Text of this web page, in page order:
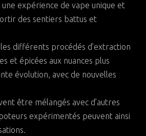
expérience de vape unique et
des sentiers battus et
différents procédés d’extraction
et épicées aux nuances plus
évolution, avec de nouvelles
être mélangés avec d’autres
expérimentés peuvent ainsi